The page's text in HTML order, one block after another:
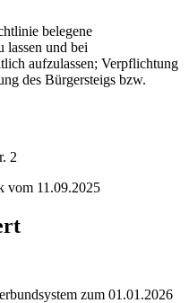
belegene
lassen und bei
aufzulassen; Verpflichtung
des Bürgersteigs bzw.
2
vom 11.09.2025
zum 01.01.2026